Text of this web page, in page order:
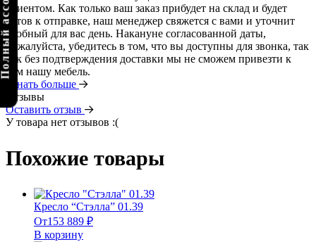
клиентом. Как только ваш заказ прибудет на склад и будет
готов к отправке, наш менеджер свяжется с вами и уточнит
удобный для вас день. Накануне согласованной даты,
пожалуйста, убедитесь в том, что вы доступны для звонка, так
как без подтверждения доставки мы не сможем привезти к
вам нашу мебель.
Узнать больше
Отзывы
Оставить отзыв
У товара нет отзывов :(
Похожие товары
Кресло “Стэлла” 01.39
От153 889 ₽
В корзину